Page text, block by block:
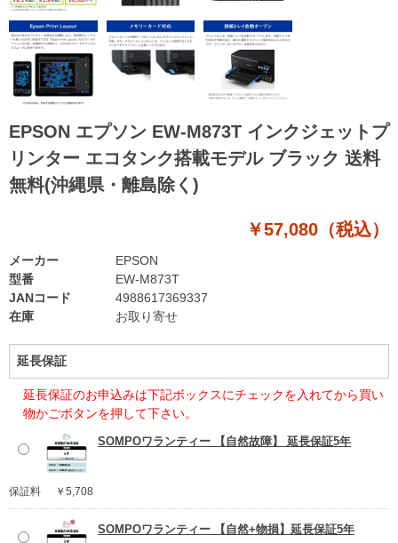
EPSON エプソン EW-M873T インクジェットプ
リンター エコタンク搭載モデル ブラック 送料
無料(沖縄県・離島除く)
￥57,080（税込）
型番
EW-M873T
JANコード
4988617369337
在庫
お取り寄せ
メーカー EPSON
延長保証
延長保証のお申込みは下記ボックスにチェックを入れてから買い
物かごボタンを押して下さい。
SOMPOワランティー 【自然故障】 延長保証5年
保証料 ￥5,708
SOMPOワランティー 【自然+物損】延長保証5年